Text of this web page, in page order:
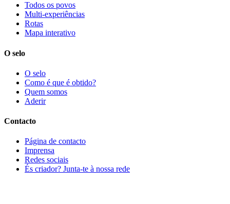
Todos os povos
Multi-experiências
Rotas
Mapa interativo
O selo
O selo
Como é que é obtido?
Quem somos
Aderir
Contacto
Página de contacto
Imprensa
Redes sociais
És criador? Junta-te à nossa rede